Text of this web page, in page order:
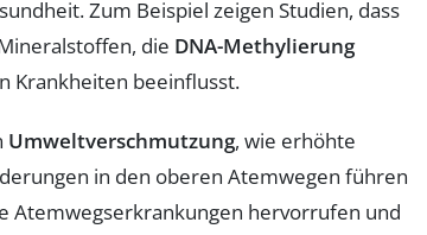
Zum Beispiel zeigen Studien, dass
die DNA-Methylierung
Krankheiten beeinflusst.
Umweltverschmutzung, wie erhöhte
in den oberen Atemwegen führen
Atemwegserkrankungen hervorrufen und